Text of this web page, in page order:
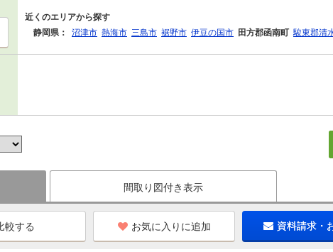
近くのエリアから探す
静岡県：
沼津市 熱海市 三島市 裾野市 伊豆の国市 田方郡函南町 駿東郡清
間取り図付き表示
お気に入りに追加 資料請求・